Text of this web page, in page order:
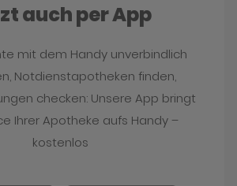
auch per App
mit dem Handy unverbindlich
Notdienstapotheken finden,
checken: Unsere App bringt
Ihrer Apotheke aufs Handy –
kostenlos